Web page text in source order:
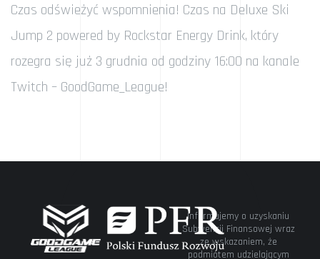
Czas odświeżyć wspomnienia! Czas na Deluxe Ski
Jump 2 powered by Rockstar Energy Drink, który
rozegra się już 3 grudnia od godziny 16:00 na kanale
Twitch – GoodGame_League!
Informujemy o uzyskaniu
Subwencji Finansowej wraz
ze wskazaniem, że
podmiotem udzielającym